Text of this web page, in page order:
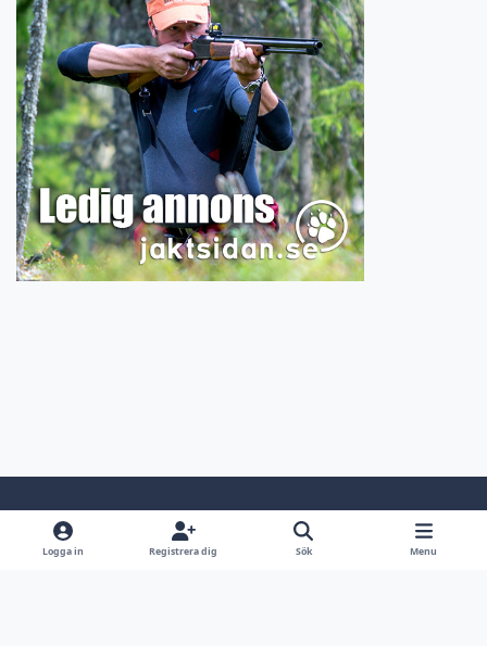
Light ModeDark ModeSystem Preference
Logga in Registrera dig Sök Menu